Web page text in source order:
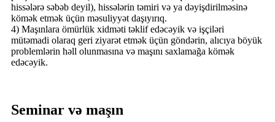
hissələrə səbəb deyil), hissələrin təmiri və ya dəyişdirilməsinə
kömək etmək üçün məsuliyyət daşıyırıq.
4) Maşınlara ömürlük xidməti təklif edəcəyik və işçiləri
mütəmadi olaraq geri ziyarət etmək üçün göndərin, alıcıya böyük
problemlərin həll olunmasına və maşını saxlamağa kömək
edəcəyik.
Seminar və maşın